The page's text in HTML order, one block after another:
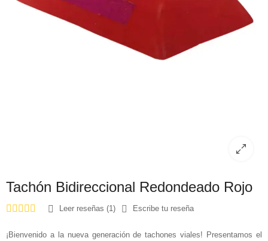
Tachón Bidireccional Redondeado Rojo
Leer reseñas (1) Escribe tu reseña
¡Bienvenido a la nueva generación de tachones viales! Presentamos el